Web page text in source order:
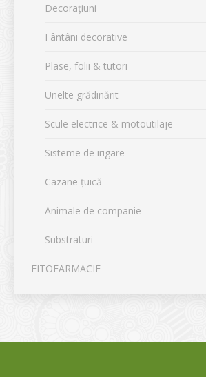
Decorațiuni
Fântâni decorative
Plase, folii & tutori
Unelte grădinărit
Scule electrice & motoutilaje
Sisteme de irigare
Cazane țuică
Animale de companie
Substraturi
FITOFARMACIE